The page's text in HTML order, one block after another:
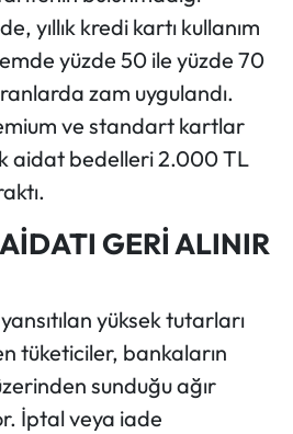
yıllık kredi kartı kullanım
yüzde 50 ile yüzde 70
zam uygulandı.
ve standart kartlar
aidat bedelleri 2.000 TL
GERİ ALINIR
yüksek tutarları
tüketiciler, bankaların
sunduğu ağır
İptal veya iade